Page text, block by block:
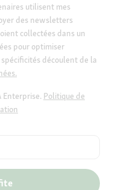
utilisent mes
des newsletters
collectées dans un
pour optimiser
découlent de la
Enterprise. Politique de